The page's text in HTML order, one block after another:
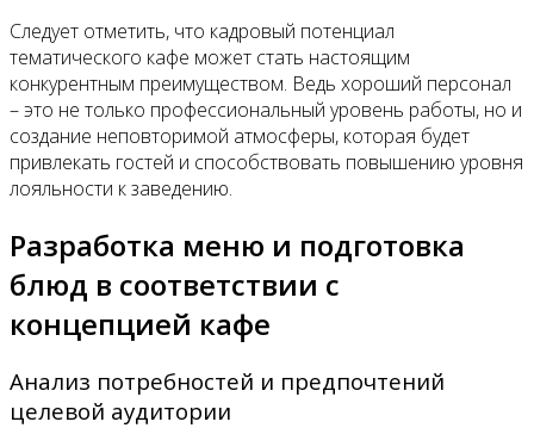
Следует отметить, что кадровый потенциал
тематического кафе может стать настоящим
конкурентным преимуществом. Ведь хороший персонал
– это не только профессиональный уровень работы, но и
создание неповторимой атмосферы, которая будет
привлекать гостей и способствовать повышению уровня
лояльности к заведению.
Разработка меню и подготовка
блюд в соответствии с
концепцией кафе
Анализ потребностей и предпочтений
целевой аудитории